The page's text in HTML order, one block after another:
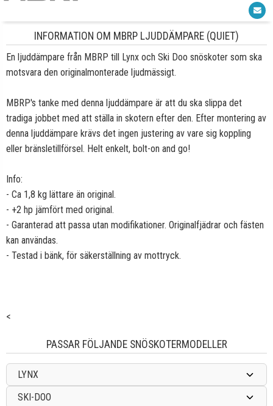
INFORMATION OM MBRP LJUDDÄMPARE (QUIET)
En ljuddämpare från MBRP till Lynx och Ski Doo snöskoter som ska
motsvara den originalmonterade ljudmässigt.
MBRP's tanke med denna ljuddämpare är att du ska slippa det
tradiga jobbet med att ställa in skotern efter den. Efter montering av
denna ljuddämpare krävs det ingen justering av vare sig koppling
eller bränsletillförsel. Helt enkelt, bolt-on and go!
Info:
- Ca 1,8 kg lättare än original.
- +2 hp jämfört med original.
- Garanterad att passa utan modifikationer. Originalfjädrar och fästen
kan användas.
- Testad i bänk, för säkerställning av mottryck.
<
PASSAR FÖLJANDE SNÖSKOTERMODELLER
LYNX
SKI-DOO